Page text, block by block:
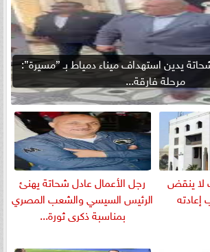
يدين استهداف ميناء دمياط بـ ”مسيرة”:
مرحلة فارقة...
لا ينقض
رجل الأعمال عادل شحاتة يهنئ
الرئيس السيسي والشعب المصري
بمناسبة ذكرى ثورة...